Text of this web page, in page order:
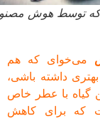
توسط هوش مصنوعی
که هم
داشته باشی،
با عطر خاص
برای کاهش